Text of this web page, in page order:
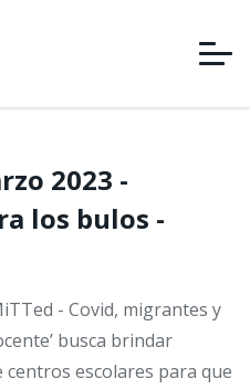
2023 -
los bulos -
- Covid, migrantes y
busca brindar
escolares para que